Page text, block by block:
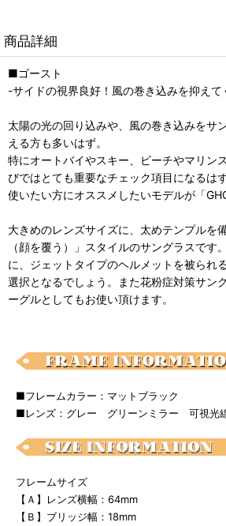
商品詳細
■ゴースト
-サイドの視界良好！風の巻き込みを抑え
太陽の光の回り込みや、風の巻き込みをサ
える方も多いはず。
特にオートバイやスキー、ビーチやマリン
びではとても重要なチェック項目になるは
使いたい方にオススメしたいモデルが「
大きめのレンズサイズに、太めテンプルを
（顔を覆う）」スタイルのサングラスです
に、ジェットタイプのヘルメットを被られ
選択となるでしょう。また花粉症対策サン
ーグルとしてもお使い頂けます。
■フレームカラー：マットブラック
■レンズ：グレー グリーンミラー 可視光
フレームサイズ
【Ａ】レンズ横幅：64mm
【Ｂ】ブリッジ幅：18mm